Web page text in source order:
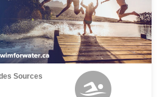
Sources